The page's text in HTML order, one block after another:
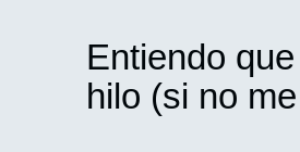
Entiendo
hilo (si no